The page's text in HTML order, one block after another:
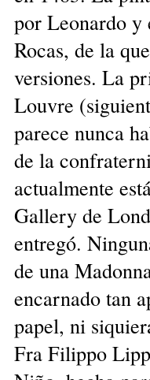
por Leonardo y
Rocas, de la
versiones. La
Louvre
parece nunca
de la
actualmente
Gallery de
entregó.
de una
encarnado tan
papel, ni
Fra Filippo